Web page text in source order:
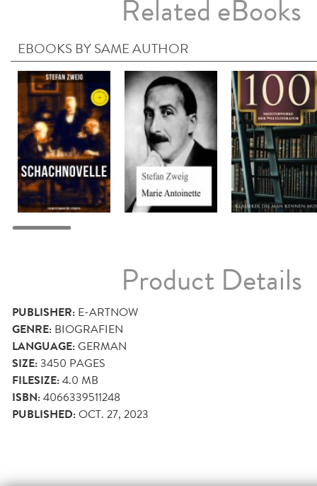
Related eBooks
EBOOKS BY SAME AUTHOR
Product Details
PUBLISHER: E-ARTNOW
GENRE: BIOGRAFIEN
LANGUAGE:GERMAN
SIZE:3450 PAGES
FILESIZE:4.0 MB
ISBN:4066339511248
PUBLISHED:OCT. 27, 2023